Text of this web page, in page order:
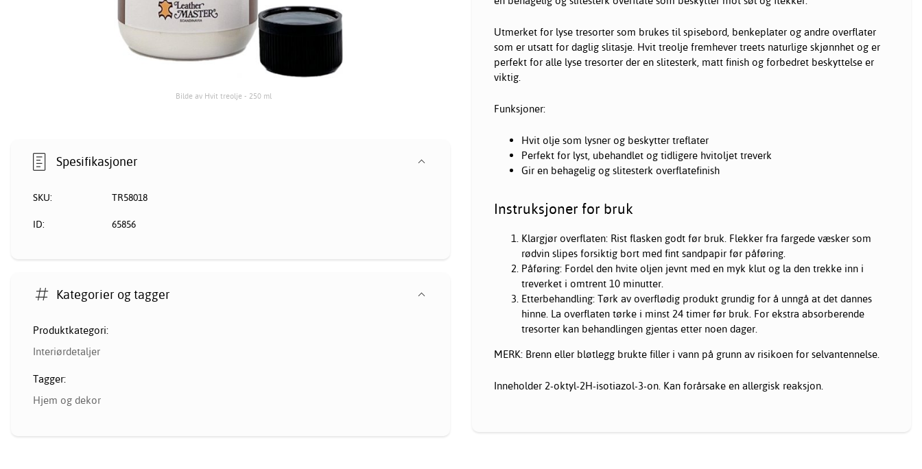
Bilde av Hvit treolje - 250 ml
Utmerket for lyse tresorter som brukes til spisebord, benkeplater og andre overflater
som er utsatt for daglig slitasje. Hvit treolje fremhever treets naturlige skjønnhet og er
perfekt for alle lyse tresorter der en slitesterk, matt finish og forbedret beskyttelse er
viktig.
Funksjoner:
Hvit olje som lysner og beskytter treflater
Perfekt for lyst, ubehandlet og tidligere hvitoljet treverk
Gir en behagelig og slitesterk overflatefinish
Instruksjoner for bruk
Klargjør overflaten: Rist flasken godt før bruk. Flekker fra fargede væsker som
rødvin slipes forsiktig bort med fint sandpapir før påføring.
Påføring: Fordel den hvite oljen jevnt med en myk klut og la den trekke inn i
treverket i omtrent 10 minutter.
Etterbehandling: Tørk av overflødig produkt grundig for å unngå at det dannes
hinne. La overflaten tørke i minst 24 timer før bruk. For ekstra absorberende
tresorter kan behandlingen gjentas etter noen dager.
MERK: Brenn eller bløtlegg brukte filler i vann på grunn av risikoen for selvantennelse.
Inneholder 2-oktyl-2H-isotiazol-3-on. Kan forårsake en allergisk reaksjon.
Spesifikasjoner
SKU: TR58018
ID: 65856
Kategorier og tagger
Produktkategori:
Interiørdetaljer
Tagger:
Hjem og dekor